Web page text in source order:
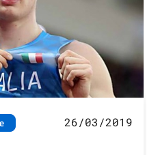
26/03/2019